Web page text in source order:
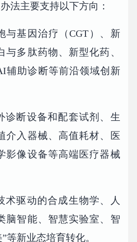
法主要支持以下方向：
与基因治疗（CGT）、新
与多肽药物、新型化药、
辅助诊断等前沿领域创新
诊断设备和配套试剂、生
介入器械、高值耗材、医
影像设备等高端医疗器械
术驱动的合成生物学、人
脑智能、智慧实验室、智
等新业态培育转化。